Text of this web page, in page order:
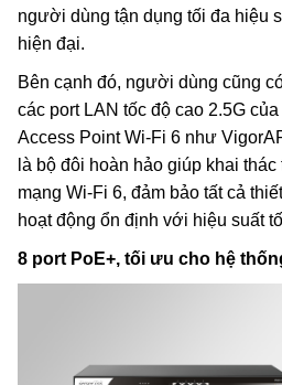
người dùng tận dụng tối đa hiệu
hiện đại.
Bên cạnh đó, người dùng cũng
các port LAN tốc độ cao 2.5G
Access Point Wi-Fi 6 như
là bộ đôi hoàn hảo giúp khai
mạng Wi-Fi 6, đảm bảo tất cả
hoạt động ổn định với hiệu suất
8 port PoE+, tối ưu cho hệ